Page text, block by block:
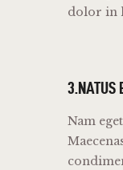
dolor in
3.NATUS
Nam